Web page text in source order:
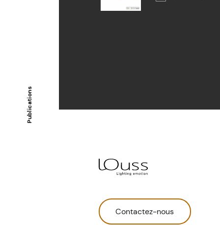
Publications
Contactez-nous